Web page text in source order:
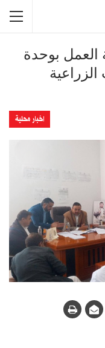
العمل بوحدة
اخبار محلية